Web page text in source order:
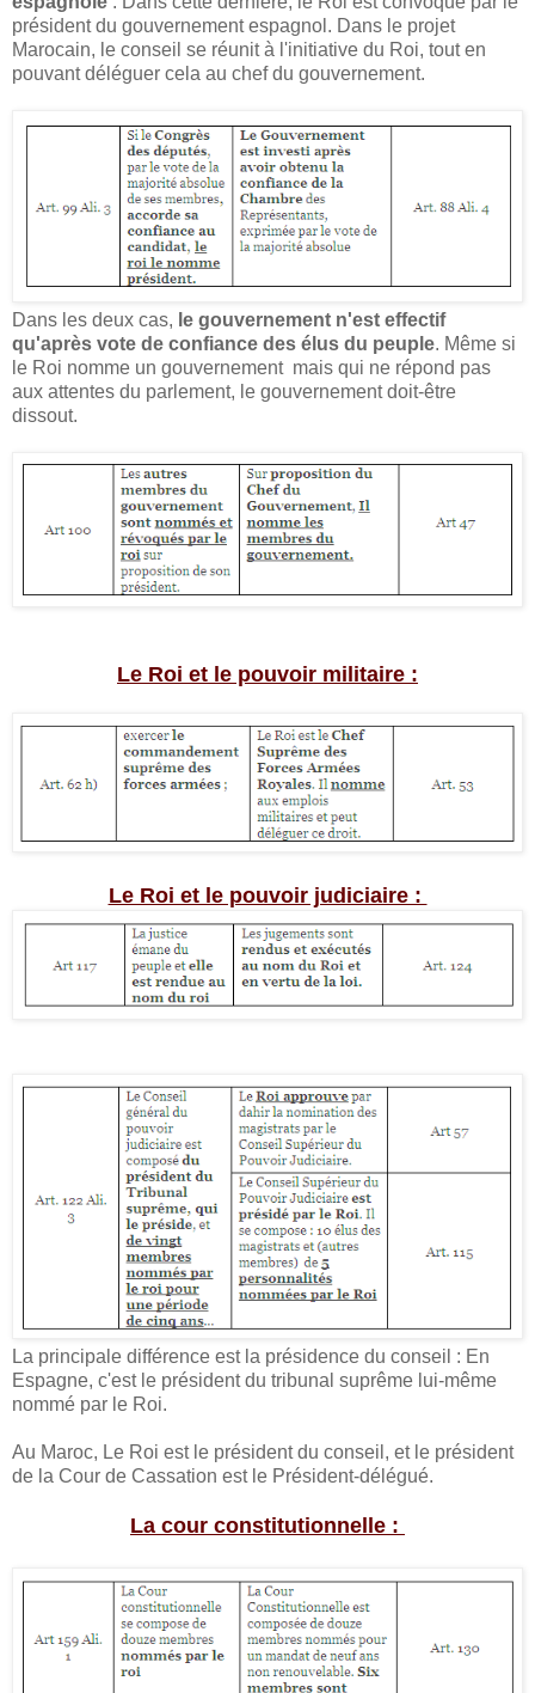
président du gouvernement espagnol. Dans le projet
Marocain, le conseil se réunit à l'initiative du Roi, tout en
pouvant déléguer cela au chef du gouvernement.
Dans les deux cas, le gouvernement n'est effectif
qu'après vote de confiance des élus du peuple. Même si
le Roi nomme un gouvernement mais qui ne répond pas
aux attentes du parlement, le gouvernement doit-être
dissout.
Le Roi et le pouvoir militaire :
Le Roi et le pouvoir judiciaire :
La principale différence est la présidence du conseil : En
Espagne, c'est le président du tribunal suprême lui-même
nommé par le Roi.
Au Maroc, Le Roi est le président du conseil, et le président
de la Cour de Cassation est le Président-délégué.
La cour constitutionnelle :